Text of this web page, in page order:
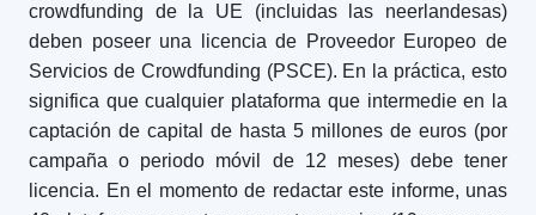
crowdfunding de la UE (incluidas las neerlandesas)
deben poseer una licencia de Proveedor Europeo de
Servicios de Crowdfunding (PSCE). En la práctica, esto
significa que cualquier plataforma que intermedie en la
captación de capital de hasta 5 millones de euros (por
campaña o periodo móvil de 12 meses) debe tener
licencia. En el momento de redactar este informe, unas